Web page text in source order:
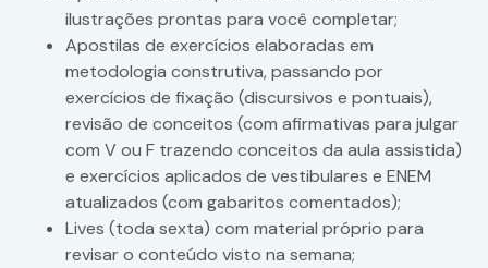
ilustrações prontas para você completar;
Apostilas de exercícios elaboradas em
metodologia construtiva, passando por
exercícios de fixação (discursivos e pontuais),
revisão de conceitos (com afirmativas para julgar
com V ou F trazendo conceitos da aula assistida)
e exercícios aplicados de vestibulares e ENEM
atualizados (com gabaritos comentados);
Lives (toda sexta) com material próprio para
revisar o conteúdo visto na semana;